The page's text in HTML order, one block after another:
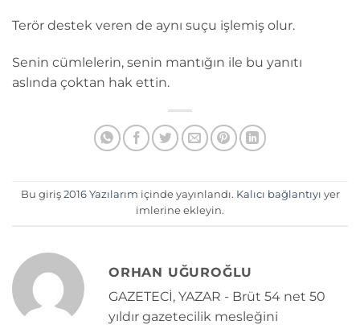
Terör destek veren de aynı suçu işlemiş olur.
Senin cümlelerin, senin mantığın ile bu yanıtı
aslında çoktan hak ettin.
Bu giriş 2016 Yazılarım içinde yayınlandı. Kalıcı bağlantıyı yer
imlerine ekleyin.
ORHAN UĞUROĞLU
GAZETECİ, YAZAR - Brüt 54 net 50
yıldır gazetecilik mesleğini